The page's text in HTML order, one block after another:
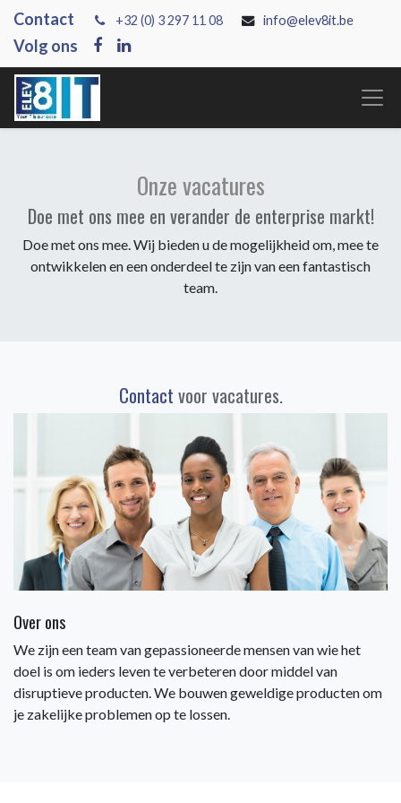
Contact +32 (0) 3 297 11 08 info@elev8it.be
Volg ons
Onze vacatures
Doe met ons mee en verander de enterprise markt!
Doe met ons mee. Wij bieden u de mogelijkheid om, mee te
ontwikkelen en een onderdeel te zijn van een fantastisch
team.
Contactvoor vacatures.
Over ons
We zijn een team van gepassioneerde mensen van wie het
doel is om ieders leven te verbeteren door middel van
disruptieve producten. We bouwen geweldige producten om
je zakelijke problemen op te lossen.